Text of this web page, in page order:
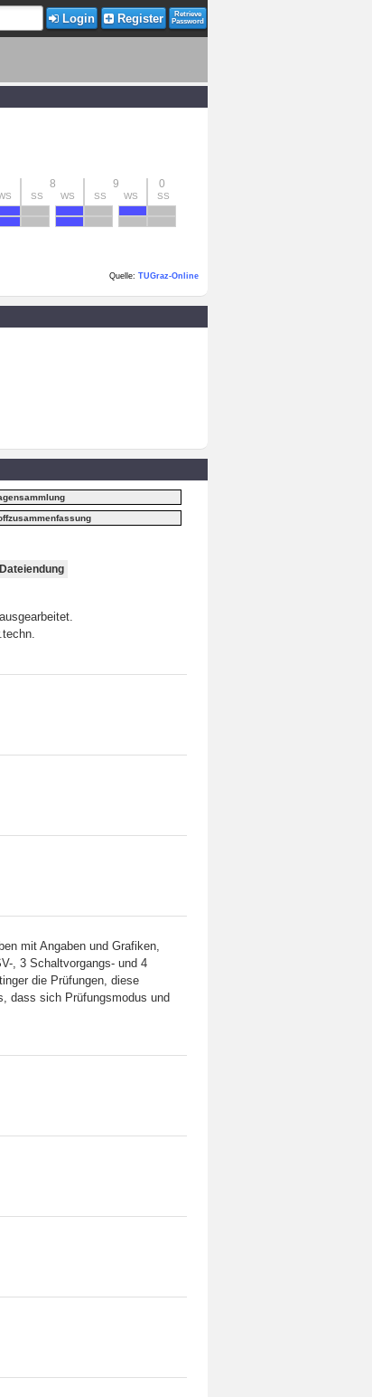
Login Register
Retrieve
Password
8 9 0
SS WS SS WS SS
Quelle: TUGraz-Online
mit Angaben und Grafiken,
, 3 Schaltvorgangs- und 4
die Prüfungen, diese
dass sich Prüfungsmodus und